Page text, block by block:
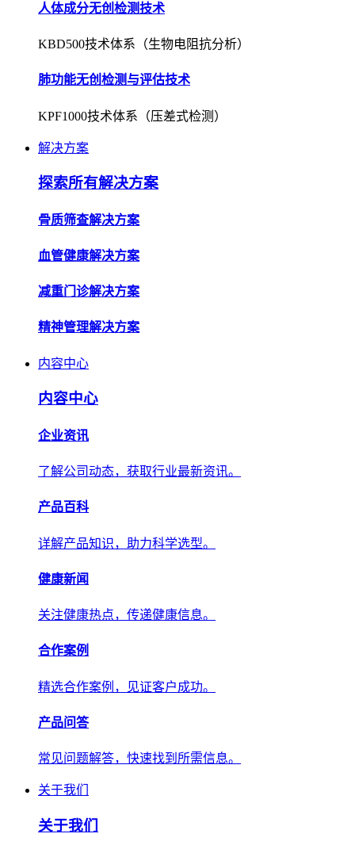
人体成分无创检测技术
KBD500技术体系（生物电阻抗分析）
肺功能无创检测与评估技术
KPF1000技术体系（压差式检测）
解决方案
探索所有解决方案
骨质筛查解决方案
血管健康解决方案
减重门诊解决方案
精神管理解决方案
内容中心
内容中心
企业资讯
了解公司动态，获取行业最新资讯。
产品百科
详解产品知识，助力科学选型。
健康新闻
关注健康热点，传递健康信息。
合作案例
精选合作案例，见证客户成功。
产品问答
常见问题解答，快速找到所需信息。
关于我们
关于我们